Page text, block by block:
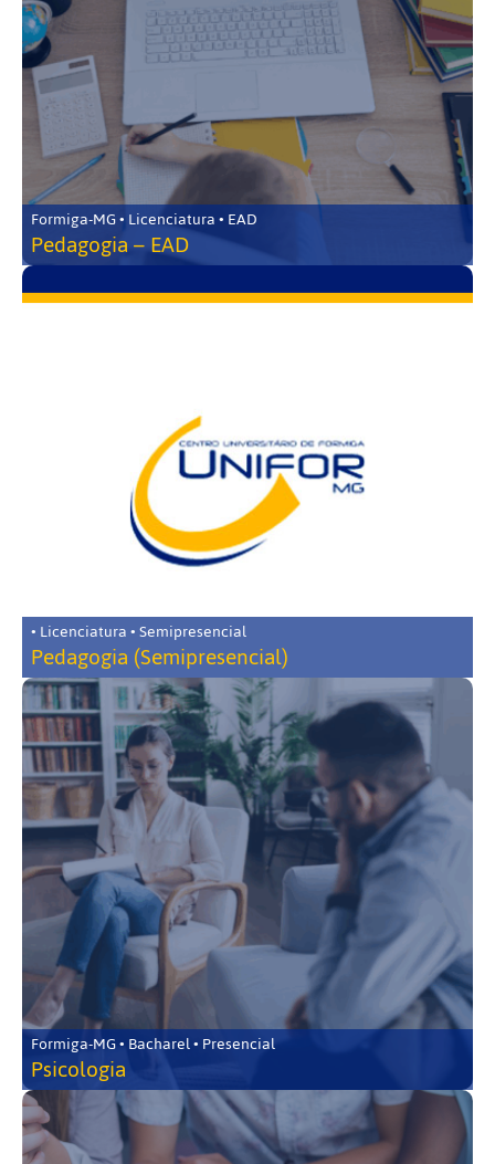
Formiga-MG • Licenciatura • EAD
Pedagogia – EAD
• Licenciatura • Semipresencial
Pedagogia (Semipresencial)
Formiga-MG • Bacharel • Presencial
Psicologia